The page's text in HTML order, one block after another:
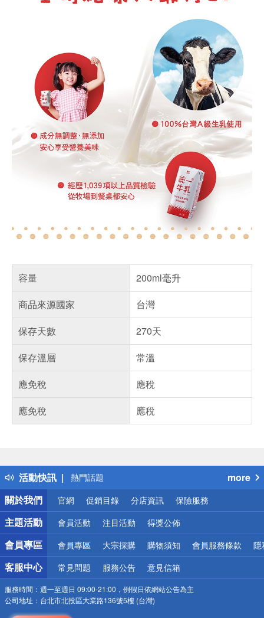
容量
200ml毫升
商品來源國家
台灣
保存天數
270天
保存溫層
常溫
應免稅
應稅
應免稅
應稅
活動快訊
得獎公告
熱門話題
銀行優惠
偏遠地區配送
詐騙網頁！請小心！
more
關於我們
官網 促銷目錄 分店資訊 保險服務
主題活動 會員活動 注目活動 得獎公佈
會員專區 會員專區 大宗採購 購物須知 會員服務條款 隱
客服中心 常見問題 服務公告 意見信箱
服務時間： 週一至週日 09:00-21:00，例假日依網站公告為主
公司地址： 台北市北投區大業路136號5樓 (台灣)